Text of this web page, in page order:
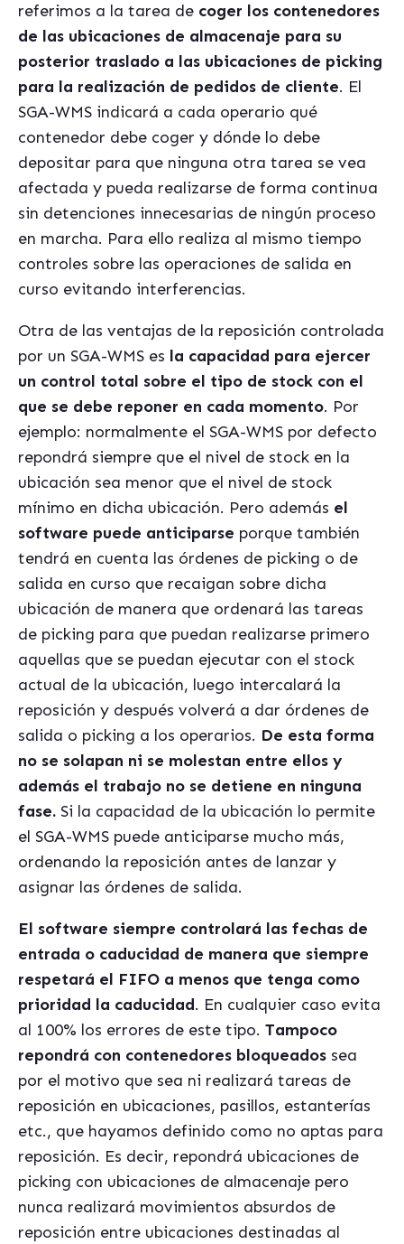
referimos a la tarea de coger los contenedores
de las ubicaciones de almacenaje para su
posterior traslado a las ubicaciones de picking
para la realización de pedidos de cliente. El
SGA-WMS indicará a cada operario qué
contenedor debe coger y dónde lo debe
depositar para que ninguna otra tarea se vea
afectada y pueda realizarse de forma continua
sin detenciones innecesarias de ningún proceso
en marcha. Para ello realiza al mismo tiempo
controles sobre las operaciones de salida en
curso evitando interferencias.
Otra de las ventajas de la reposición controlada
por un SGA-WMS es la capacidad para ejercer
un control total sobre el tipo de stock con el
que se debe reponer en cada momento. Por
ejemplo: normalmente el SGA-WMS por defecto
repondrá siempre que el nivel de stock en la
ubicación sea menor que el nivel de stock
mínimo en dicha ubicación. Pero además el
software puede anticiparse porque también
tendrá en cuenta las órdenes de picking o de
salida en curso que recaigan sobre dicha
ubicación de manera que ordenará las tareas
de picking para que puedan realizarse primero
aquellas que se puedan ejecutar con el stock
actual de la ubicación, luego intercalará la
reposición y después volverá a dar órdenes de
salida o picking a los operarios. De esta forma
no se solapan ni se molestan entre ellos y
además el trabajo no se detiene en ninguna
fase. Si la capacidad de la ubicación lo permite
el SGA-WMS puede anticiparse mucho más,
ordenando la reposición antes de lanzar y
asignar las órdenes de salida.
El software siempre controlará las fechas de
entrada o caducidad de manera que siempre
respetará el FIFO a menos que tenga como
prioridad la caducidad. En cualquier caso evita
al 100% los errores de este tipo. Tampoco
repondrá con contenedores bloqueados sea
por el motivo que sea ni realizará tareas de
reposición en ubicaciones, pasillos, estanterías
etc., que hayamos definido como no aptas para
reposición. Es decir, repondrá ubicaciones de
picking con ubicaciones de almacenaje pero
nunca realizará movimientos absurdos de
reposición entre ubicaciones destinadas al